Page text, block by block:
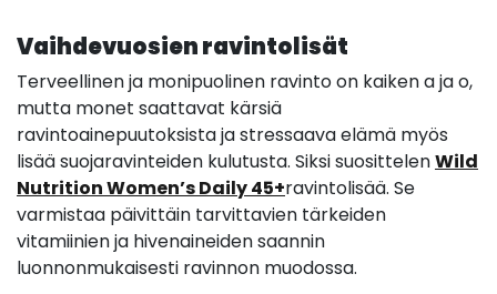
Vaihdevuosien ravintolisät
Terveellinen ja monipuolinen ravinto on kaiken a ja o,
mutta monet saattavat kärsiä
ravintoainepuutoksista ja stressaava elämä myös
lisää suojaravinteiden kulutusta. Siksi suosittelenWild
Nutrition Women’s Daily 45+ravintolisää. Se
varmistaa päivittäin tarvittavien tärkeiden
vitamiinien ja hivenaineiden saannin
luonnonmukaisesti ravinnon muodossa.